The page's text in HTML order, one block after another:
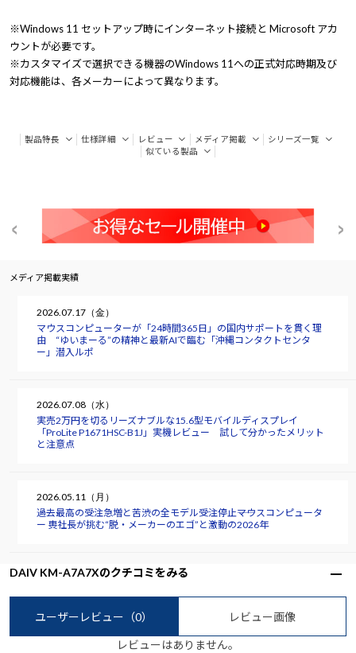
※Windows 11 セットアップ時にインターネット接続と Microsoft アカ
ウントが必要です。
※カスタマイズで選択できる機器のWindows 11への正式対応時期及び
対応機能は、各メーカーによって異なります。
製品特長 仕様詳細 レビュー メディア掲載
シリーズ一覧
似ている製品
メディア掲載実績
2026.07.17（金）
マウスコンピューターが「24時間365日」の国内サポートを貫く理
由 “ゆいまーる”の精神と最新AIで臨む「沖縄コンタクトセンタ
ー」潜入ルポ
2026.07.08（水）
実売2万円を切るリーズナブルな15.6型モバイルディスプレイ
「ProLite P1671HSC-B1J」実機レビュー 試して分かったメリット
と注意点
2026.05.11（月）
過去最高の受注急増と苦渋の全モデル受注停止――マウスコンピュータ
ー 軣社長が挑む“脱・メーカーのエゴ”と激動の2026年
DAIV KM-A7A7Xのクチコミをみる
ユーザーレビュー （0） レビュー画像
レビューはありません。